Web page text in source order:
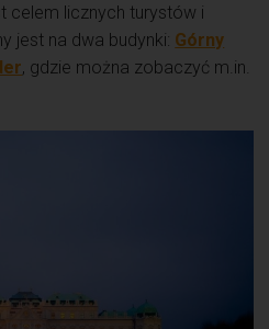
celem licznych turystów i
jest na dwa budynki: Górny
, gdzie można zobaczyć m.in.